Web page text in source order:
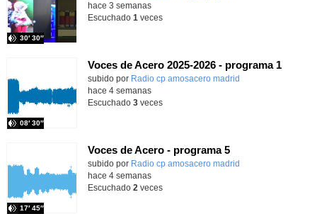
30′ 30″
hace 3 semanas
Escuchado 1 veces
Voces de Acero 2025-2026 - programa 1
Contenido educativo.
subido por Radio cp amosacero madrid
08′ 30″
hace 4 semanas
Escuchado 3veces
Voces de Acero - programa 5
Contenido educativo.
subido por Radio cp amosacero madrid
17′ 45″
hace 4 semanas
Escuchado 2 veces